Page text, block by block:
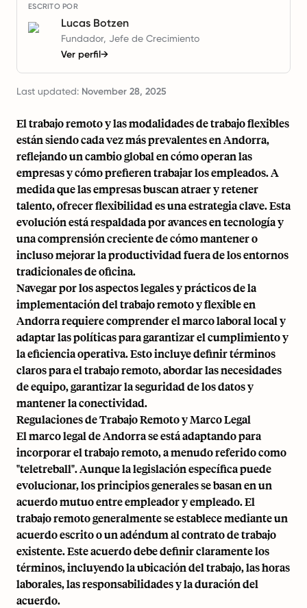
ESCRITO POR
Lucas Botzen
Fundador, Jefe de Crecimiento
Ver perfil→
Last updated: November 28, 2025
El trabajo remoto y las modalidades de trabajo flexibles
están siendo cada vez más prevalentes en Andorra,
reflejando un cambio global en cómo operan las
empresas y cómo prefieren trabajar los empleados. A
medida que las empresas buscan atraer y retener
talento, ofrecer flexibilidad es una estrategia clave. Esta
evolución está respaldada por avances en tecnología y
una comprensión creciente de cómo mantener o
incluso mejorar la productividad fuera de los entornos
tradicionales de oficina.
Navegar por los aspectos legales y prácticos de la
implementación del trabajo remoto y flexible en
Andorra requiere comprender el marco laboral local y
adaptar las políticas para garantizar el cumplimiento y
la eficiencia operativa. Esto incluye definir términos
claros para el trabajo remoto, abordar las necesidades
de equipo, garantizar la seguridad de los datos y
mantener la conectividad.
Regulaciones de Trabajo Remoto y Marco Legal
El marco legal de Andorra se está adaptando para
incorporar el trabajo remoto, a menudo referido como
"teletreball". Aunque la legislación específica puede
evolucionar, los principios generales se basan en un
acuerdo mutuo entre empleador y empleado. El
trabajo remoto generalmente se establece mediante un
acuerdo escrito o un adéndum al contrato de trabajo
existente. Este acuerdo debe definir claramente los
términos, incluyendo la ubicación del trabajo, las horas
laborales, las responsabilidades y la duración del
acuerdo.